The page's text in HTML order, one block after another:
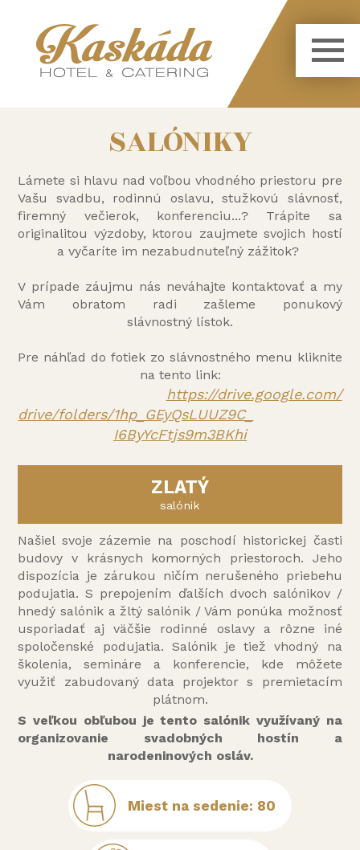
SALÓNIKY
Lámete si hlavu nad voľbou vhodného priestoru pre
Vašu svadbu, rodinnú oslavu, stužkovú slávnosť,
firemný večierok, konferenciu...? Trápite sa
originalitou výzdoby, ktorou zaujmete svojich hostí
a vyčaríte im nezabudnuteľný zážitok?
V prípade záujmu nás neváhajte kontaktovať a my
Vám obratom radi zašleme ponukový
slávnostný lístok.
Pre náhľad do fotiek zo slávnostného menu kliknite
na tento link:
https://drive.google.com/
drive/folders/1hp_GEyQsLUUZ9C_
I6ByYcFtjs9m3BKhi
ZLATÝ
salónik
Našiel svoje zázemie na poschodí historickej časti
budovy v krásnych komorných priestoroch. Jeho
dispozícia je zárukou ničím nerušeného priebehu
podujatia. S prepojením ďalších dvoch salónikov /
hnedý salónik a žltý salónik / Vám ponúka možnosť
usporiadať aj väčšie rodinné oslavy a rôzne iné
spoločenské podujatia. Salónik je tiež vhodný na
školenia, semináre a konferencie, kde môžete
využiť zabudovaný data projektor s premietacím
plátnom.
S veľkou obľubou je tento salónik využívaný na
organizovanie svadobných hostín a
narodeninových osláv.
Miest na sedenie: 80